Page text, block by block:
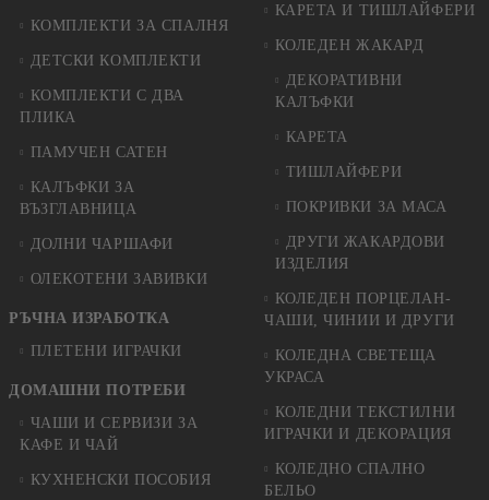
КОМПЛЕКТИ ЗА СПАЛНЯ
ДЕТСКИ КОМПЛЕКТИ
КОМПЛЕКТИ С ДВА
ПЛИКА
ПАМУЧЕН САТЕН
КАЛЪФКИ ЗА
ВЪЗГЛАВНИЦА
ДОЛНИ ЧАРШАФИ
ОЛЕКОТЕНИ ЗАВИВКИ
РЪЧНА ИЗРАБОТКА
ПЛЕТЕНИ ИГРАЧКИ
ДОМАШНИ ПОТРЕБИ
ЧАШИ И СЕРВИЗИ ЗА
КАФЕ И ЧАЙ
КУХНЕНСКИ ПОСОБИЯ
КАРЕТА И ТИШЛАЙФЕРИ
КОЛЕДЕН ЖАКАРД
ДЕКОРАТИВНИ
КАЛЪФКИ
КАРЕТА
ТИШЛАЙФЕРИ
ПОКРИВКИ ЗА МАСА
ДРУГИ ЖАКАРДОВИ
ИЗДЕЛИЯ
КОЛЕДЕН ПОРЦЕЛАН-
ЧАШИ, ЧИНИИ И ДРУГИ
КОЛЕДНА СВЕТЕЩА
УКРАСА
КОЛЕДНИ ТЕКСТИЛНИ
ИГРАЧКИ И ДЕКОРАЦИЯ
КОЛЕДНO СПАЛНO
БЕЛЬО